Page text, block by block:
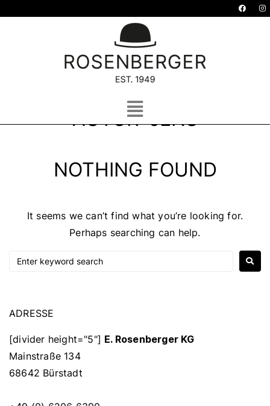
AUTOR:JENS
NOTHING FOUND
It seems we can’t find what you’re looking for.
Perhaps searching can help.
ADRESSE
[divider height="5"] E. Rosenberger KG
Mainstraße 134
68642 Bürstadt